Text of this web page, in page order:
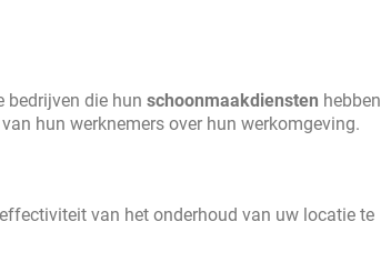
bedrijven die hun schoonmaakdiensten hebben
hun werknemers over hun werkomgeving.
van het onderhoud van uw locatie te